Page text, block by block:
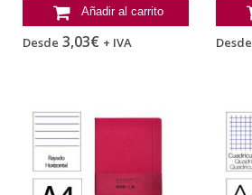
Añadir al carrito
Desde 3,03€ + IVA Desde